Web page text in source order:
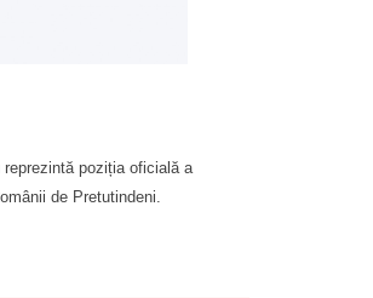
poziția oficială a
de Pretutindeni.